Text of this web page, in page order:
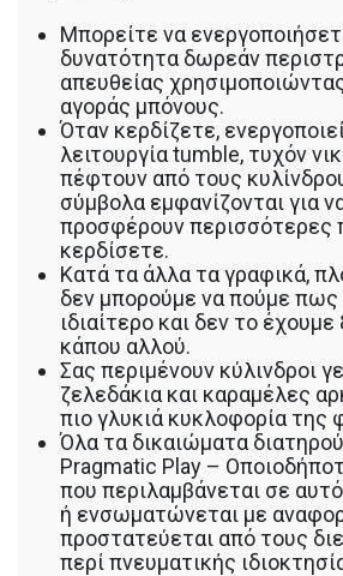
Μπορείτε να
δυνατότητα δωρεάν
απευθείας
αγοράς μπόνους.
Όταν κερδίζετε,
λειτουργία tumble, τυχόν
πέφτουν από τους
σύμβολα εμφανίζονται για
προσφέρουν περισσότερες
κερδίσετε.
Κατά τα άλλα τα γραφικά,
δεν μπορούμε να πούμε πως
ιδιαίτερο και δεν το
κάπου αλλού.
Σας περιμένουν κύλινδροι
ζελεδάκια και καραμέλες
πιο γλυκιά κυκλοφορία της
Όλα τα δικαιώματα
Pragmatic Play –
που περιλαμβάνεται σε
ή ενσωματώνεται με
προστατεύεται από τους
περί πνευματικής